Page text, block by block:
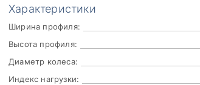
Характеристики
Ширина профиля:
Высота профиля:
Диаметр колеса:
Индекс нагрузки: